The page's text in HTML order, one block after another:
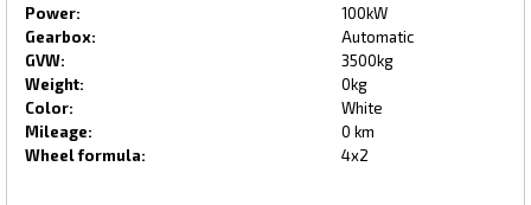
Power:
100kW
Gearbox:
Automatic
GVW:
3500kg
Weight:
0kg
Color:
White
Mileage:
0 km
Wheel formula:
4x2